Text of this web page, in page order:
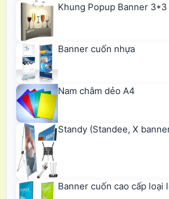
Khung Popup Banner
Banner cuốn nhựa
Nam châm dẻo A4
Standy (Standee, X
Banner cuốn cao cấp loại